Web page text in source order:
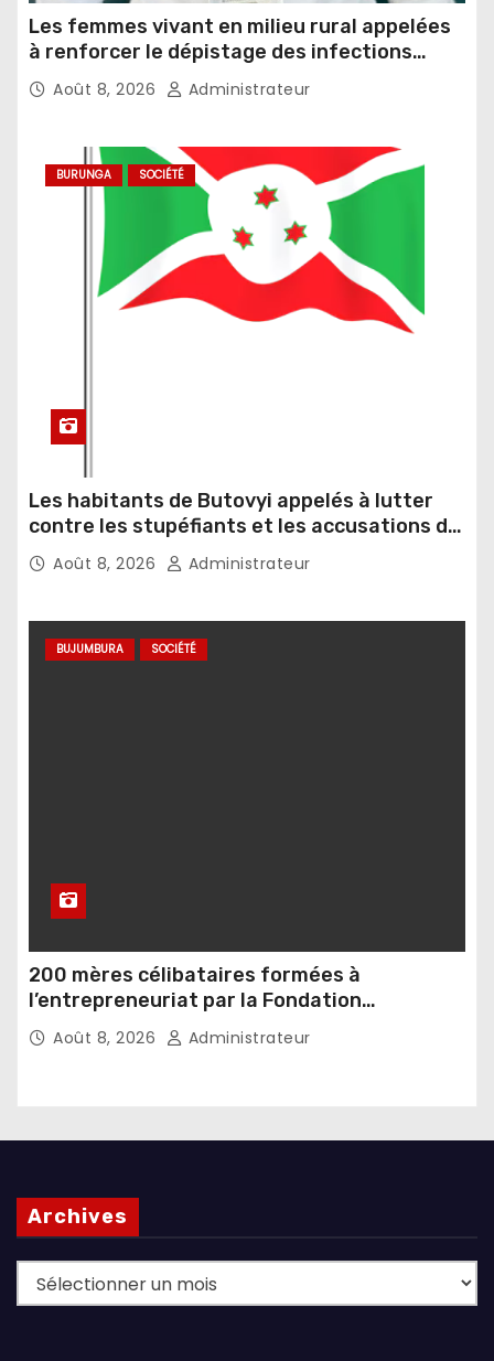
Les femmes vivant en milieu rural appelées
à renforcer le dépistage des infections
sexuellement transmissibles
Août 8, 2026 Administrateur
BURUNGA SOCIÉTÉ
Les habitants de Butovyi appelés à lutter
contre les stupéfiants et les accusations de
sorcellerie
Août 8, 2026 Administrateur
BUJUMBURA SOCIÉTÉ
200 mères célibataires formées à
l’entrepreneuriat par la Fondation
Umugiraneza et l’OPDD
Août 8, 2026 Administrateur
Archives
Archives